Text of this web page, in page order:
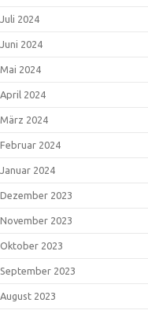
Juli 2024
Juni 2024
Mai 2024
April 2024
März 2024
Februar 2024
Januar 2024
Dezember 2023
November 2023
Oktober 2023
September 2023
August 2023